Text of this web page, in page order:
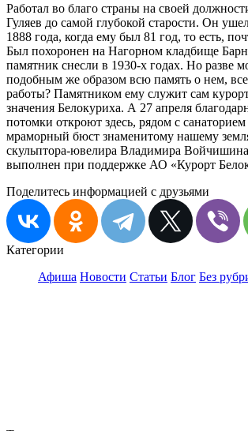
Работал во благо страны на своей
Гуляев до самой глубокой старости. Он
1888 года, когда ему был 81 год, то есть,
Был похоронен на Нагорном кладбище
памятник снесли в 1930-х годах. Но разве
подобным же образом всю память о нем, все
работы? Памятником ему служит сам
значения Белокуриха. А 27 апреля
потомки откроют здесь, рядом с
мраморный бюст знаменитому нашему
скульптора-ювелира Владимира
выполнен при поддержке АО «Курорт
Поделитесь информацией с друзьями
Категории
Афиша Новости Статьи Блог Без